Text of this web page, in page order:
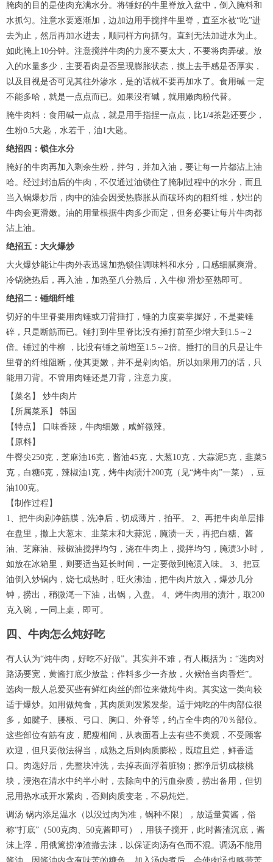
腌肉的目的是使肉充满水分。将锤好的牛里脊放入盆中，倒入腌料和
水抓匀。注意水要逐渐加，边加边用手搅拌牛里脊，直至水被“吃”进
去为止，然后再加水进去，顺同样方向抓匀。直到无法加进水为止。
如此腌上10分钟。注意搅拌牛肉的力度不要太大，不要将肉弄破。放
入的水量多少，主要看肉是否呈现膨胀状态，摸上去手感是否厚实，
以及目视是否可见其往外渗水，是的话就不要再加水了。食用碱 一定
不能多哈，就是一点点而已。如果没有碱，就用嫩肉粉代替。
腌牛肉料：食用碱一点点，就是用手指捏一点点，比1/4茶匙还要少，
生粉0.5大匙，水若干，油1大匙。
绝招四：锁住水分
腌好的牛肉再加入剩余生粉，拌匀，并加入油，要让每一片都沾上油
哈。经过封油后的牛肉，不仅通过油锁住了腌制过程中的水分，而且
当入锅爆炒后，肉中的油会因受热膨胀从而破环肉的粗纤维，炒出的
牛肉会更滑嫩。油的用量根据牛肉多少而定，但务必要让每片牛肉都
沾上油。
绝招五：大火爆炒
大火爆炒能让牛肉外表迅速加热锁住调味料和水分，口感细腻爽滑。
冷锅烧热后，再入油，加热至八分熟后，入牛柳 滑炒至熟即可。
绝招二：锤细纤维
切好的牛里脊要用肉锤或刀背捶打，锤的力度要掌握好，不是要锤
碎，只是断筋而已。锤打到牛里脊比没有捶打前至少增大到1.5～2
倍。锤过的牛柳 ，比没有锤之前增至1.5～2倍。捶打的目的只是让牛
里脊的纤维阻断，使其更嫩，并不是剁肉馅。所以如果用刀的话，只
能用刀背。不管用肉锤还是刀背，注意力度。
【菜名】 炒牛肉片
【所属菜系】 韩国
【特点】 口味香辣，牛肉细嫩，咸鲜微辣。
【原料】
牛臀尖250克，芝麻油16克，酱油45克，大葱10克，大蒜泥5克，韭菜5
克，白糖6克，辣椒油1克，烤牛肉渍汁200克（见“烤牛肉”一菜），豆
油100克。
【制作过程】
1、把牛肉剔净筋膜，洗净后，切成薄片，拍平。 2、再把牛肉单层排
在盘里，撒上大葱末、韭菜末和大蒜泥，腌渍一天，再把白糖、酱
油、芝麻油、辣椒油搅拌均匀，浇在牛肉上，搅拌均匀，腌渍3小时，
如放在冰箱里，则要适当延长时间，一定要做到腌渍入味。 3、把豆
油倒入炒锅内，烧七成热时，旺火沸油，把牛肉片放入，爆炒几分
钟，捞出，稍微滗一下油，出锅，入盘。 4、烤牛肉用的渍汁，取200
克入碗，一同上桌，即可。
四、牛肉怎么炖好吃
有人认为“炖牛肉，好吃不好做”。其实并不难，有人概括为：“选肉对
路汤要宽，黄酱打底少放盐；作料多少一齐放，火候恰当肉香烂”。
选肉一般人总爱买些有鲜红肉丝的部位来做炖牛肉。其实这一类向较
适于爆炒。如用做炖食，其肉质则发紧发柴。适于炖吃的牛肉部位很
多，如腱子、腰板、弓口、胸口、外脊等，约占全牛肉的70％部位。
这些部位有筋有皮，肥瘦相间，从表面看上去有些不美观，不受顾客
欢迎，但只要做法得当，成熟之后则肉质膨松，既暄且烂，鲜香适
口。肉选好后，先整块冲洗，去掉表面浮着脏物；擦净后切成核桃
块，浸泡在清水中约半小时，去除向中的污血杂质，捞出备用，但切
忌用热水或开水紧肉，否则肉质变老，不易炖烂。
调汤 锅内添足温水（以没过肉为准，锅种不限），放适量黄酱，俗
称“打底”（500克肉、50克酱即可），用筷子搅开，此时酱渣沉底，酱
沫上浮，用俄篱捞净渣撤去沫，以保证肉汤有色而不混。调汤不能用